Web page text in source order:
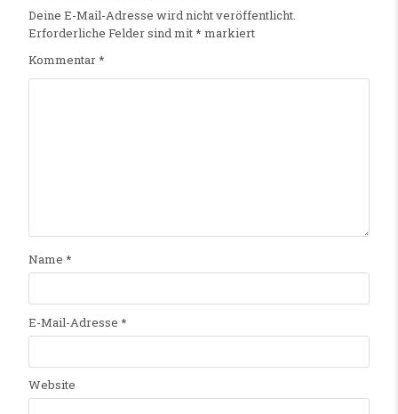
Deine E-Mail-Adresse wird nicht veröffentlicht.
Erforderliche Felder sind mit* markiert
Kommentar*
Name *
E-Mail-Adresse *
Website